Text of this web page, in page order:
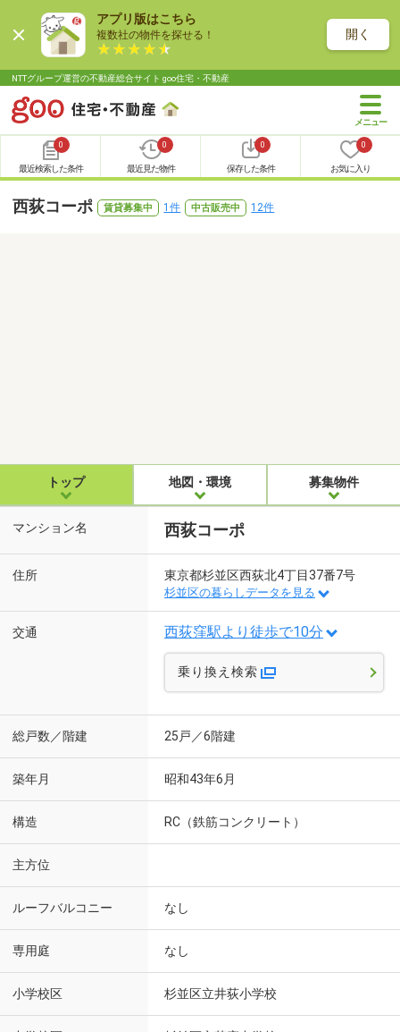
アプリ版はこちら
複数社の物件を探せる！ 開く
NTTグループ運営の不動産総合サイト goo住宅・不動産
0
最近検索した条件
0
最近見た物件
0
保存した条件
0
お気に入り
西荻コーポ 賃貸募集中 1件 中古販売中 12件
トップ 地図・環境 募集物件
マンション名 西荻コーポ
住所 東京都杉並区西荻北4丁目37番7号
杉並区の暮らしデータを見る
交通 西荻窪駅より徒歩で10分
乗り換え検索
総戸数／階建 25戸／6階建
築年月 昭和43年6月
構造 RC（鉄筋コンクリート）
主方位
ルーフバルコニー なし
専用庭 なし
小学校区 杉並区立井荻小学校